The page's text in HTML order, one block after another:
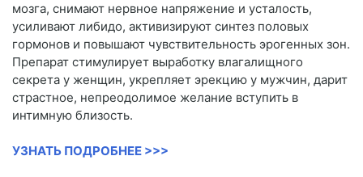
мозга, снимают нервное напряжение и усталость,
усиливают либидо, активизируют синтез половых
гормонов и повышают чувствительность эрогенных зон.
Препарат стимулирует выработку влагалищного
секрета у женщин, укрепляет эрекцию у мужчин, дарит
страстное, непреодолимое желание вступить в
интимную близость.
УЗНАТЬ ПОДРОБНЕЕ >>>